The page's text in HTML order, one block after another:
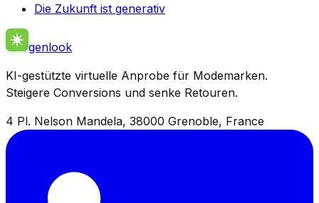
Die Zukunft ist generativ
genlook
KI-gestützte virtuelle Anprobe für Modemarken.
Steigere Conversions und senke Retouren.
4 Pl. Nelson Mandela, 38000 Grenoble, France